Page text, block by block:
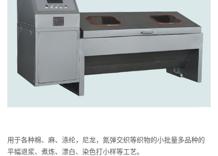
用于各种棉、麻、涤纶，尼龙，氮弹交织等织物的小批量多品种的
平幅退浆、煮炼、漂白、染色打小样等工艺。